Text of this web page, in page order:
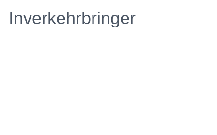
Inverkehrbringer